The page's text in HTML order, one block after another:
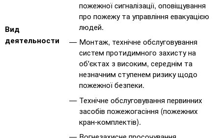
Вид
деятельности
пожежної сигналізації, оповіщування
про пожежу та управління евакуацією
людей.
Монтаж, технічне обслуговування
систем протидимного захисту на
об'єктах з високим, середнім та
незначним ступенем ризику щодо
пожежної безпеки.
Технічне обслуговування первинних
засобів пожежогасіння (пожежних
кран-комплектів).